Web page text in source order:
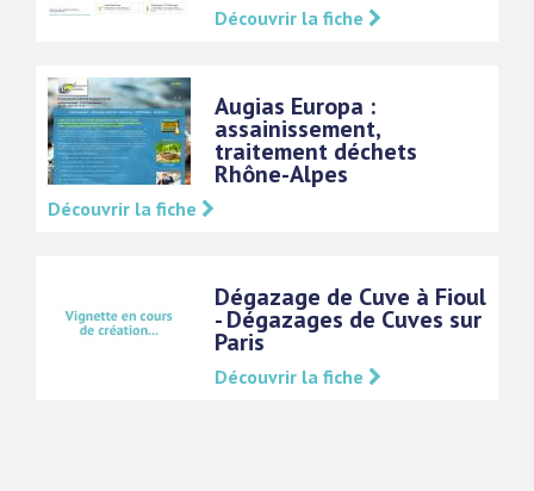
Découvrir la fiche
Augias Europa :
assainissement,
traitement déchets
Rhône-Alpes
Découvrir la fiche
Dégazage de Cuve à Fioul
- Dégazages de Cuves sur
Paris
Découvrir la fiche